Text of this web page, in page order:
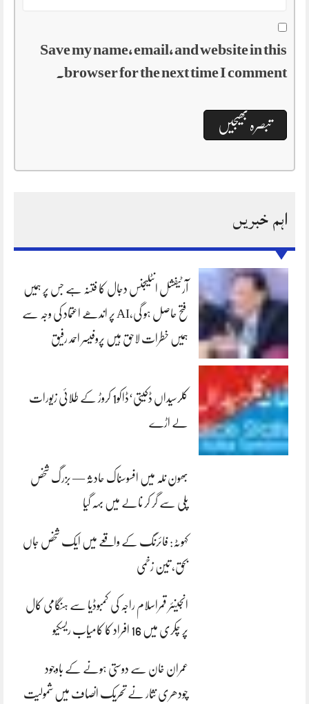
Save my name, email, and website in this
browser for the next time I comment.
اہم خبریں
آرٹیفشل انٹلیجنس دجال کا فتنہ ہے جس پر ہمیں
فتح حاصل ہو گی،AI پر اندھے اعتماد کی وجہ سے
ہمیں خطرات لاحق ہیں پروفیسر احمد رفیق
کلرسیداں ڈکیتی‘ڈاکو1 کروڑ کے طلائی زیورات
لے اڑے
بھون نلہ میں افسوسناک حادثہ — بزرگ شخص
پلی سے گر کر نالے میں بہہ گیا
کہوٹہ: فائرنگ کے واقعے میں ایک شخص جاں
بحق، تین زخمی
انجینئر قمراسلام راجہ کی کمبوڈیا سے ہنگامی کال
پر چکری میں 16 افراد کا کامیاب ریسکیو
عمران خان سے دوستی ہونے کے باوجود
چودھری نثار نے تحریک انصاف میں شمولیت